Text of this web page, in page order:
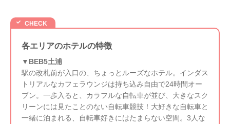
各エリアのホテルの特徴
▼BEB5土浦
駅の改札前が入口の、ちょっとルーズなホテル。インダス
トリアルなカフェラウンジは持ち込み自由で24時間オー
プン。一歩入ると、カラフルな自転車が並び、大きなスク
リーンには見たことのない自転車競技！大好きな自転車と
一緒に泊まれる、自転車好きにはたまらない空間。3人な